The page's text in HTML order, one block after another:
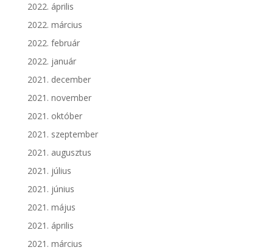
2022. április
2022. március
2022. február
2022. január
2021. december
2021. november
2021. október
2021. szeptember
2021. augusztus
2021. július
2021. június
2021. május
2021. április
2021. március